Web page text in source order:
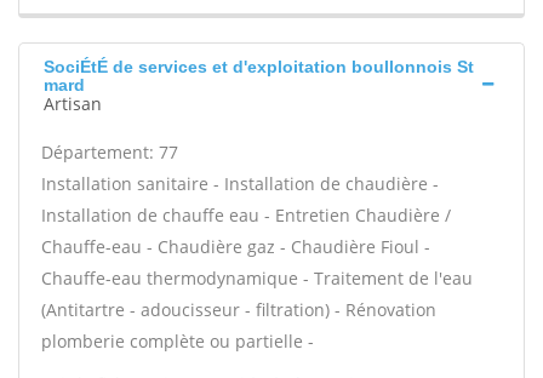
SociÉtÉ de services et d'exploitation boullonnois St
mard
Artisan
Département: 77
Installation sanitaire - Installation de chaudière -
Installation de chauffe eau - Entretien Chaudière /
Chauffe-eau - Chaudière gaz - Chaudière Fioul -
Chauffe-eau thermodynamique - Traitement de l'eau
(Antitartre - adoucisseur - filtration) - Rénovation
plomberie complète ou partielle -